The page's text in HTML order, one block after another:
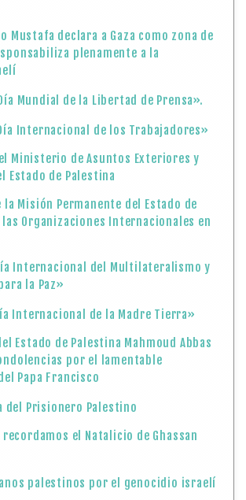
Mustafa declara a Gaza como zona de
plenamente a la
Mundial de la Libertad de Prensa».
Internacional de los Trabajadores»
Ministerio de Asuntos Exteriores y
Estado de Palestina
la Misión Permanente del Estado de
Organizaciones Internacionales en
Internacional del Multilateralismo y
la Paz»
Internacional de la Madre Tierra»
Estado de Palestina Mahmoud Abbas
por el lamentable
Papa Francisco
del Prisionero Palestino
el Natalicio de Ghassan
palestinos por el genocidio israelí